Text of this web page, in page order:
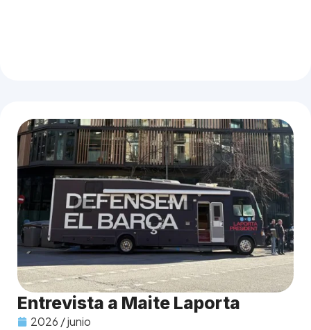
Entrevista a Maite Laporta
2026 / junio